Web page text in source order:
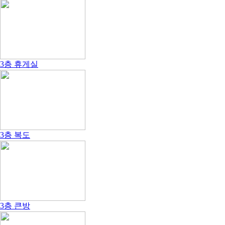
3층 휴게실
3층 복도
3층 큰방